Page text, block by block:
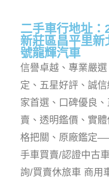
二手車行地址
新莊區昌平里
號龍輝汽車
信譽卓越、專業嚴
定、五星好評、誠
家首選、口碑優良
賣、透明鑑價、實
格把關、原廠鑑定
手車買賣/認證中古
詢/買賣休旅車 商用